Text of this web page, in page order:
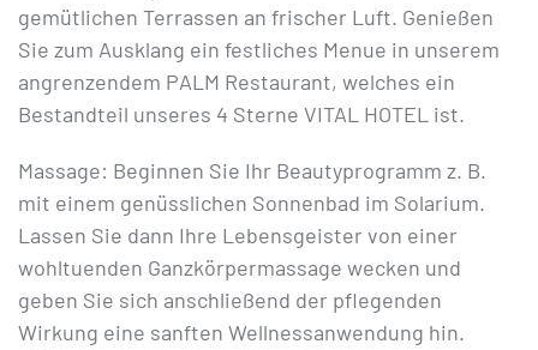
gemütlichen Terrassen an frischer Luft. Genießen
Sie zum Ausklang ein festliches Menue in unserem
angrenzendem PALM Restaurant, welches ein
Bestandteil unseres 4 Sterne VITAL HOTEL ist.
Massage: Beginnen Sie Ihr Beautyprogramm z. B.
mit einem genüsslichen Sonnenbad im Solarium.
Lassen Sie dann Ihre Lebensgeister von einer
wohltuenden Ganzkörpermassage wecken und
geben Sie sich anschließend der pflegenden
Wirkung eine sanften Wellnessanwendung hin.